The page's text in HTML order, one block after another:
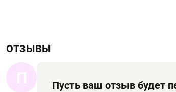
ОТЗЫВЫ
П Пусть ваш отзыв будет